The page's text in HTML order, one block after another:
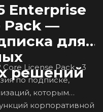
Enterprise
Pack —
для
решений
License Pack - 3
по подписке,
которым
корпоративной